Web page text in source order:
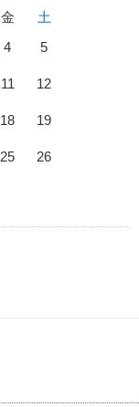
金
土
4 5
11 12
18 19
25 26